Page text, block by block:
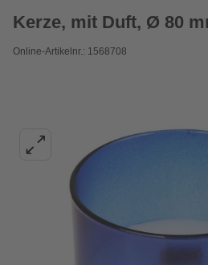
Kerze, mit Duft, Ø 80
Online-Artikelnr.: 1568708